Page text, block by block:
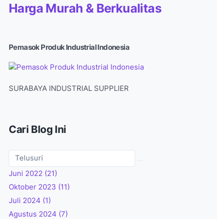
Harga Murah & Berkualitas
Pemasok Produk Industrial Indonesia
SURABAYA INDUSTRIAL SUPPLIER
Cari Blog Ini
Juni 2022 (21)
Oktober 2023 (11)
Juli 2024 (1)
Agustus 2024 (7)